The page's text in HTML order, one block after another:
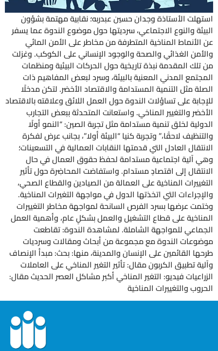
استهلت الأستاذة وجدان حسين عبدربه؛ نقابية مهتمة بشؤون
البيئة والنوع الاجتماعي، سرديتها حول موضوع الندوة عما يسفر
عن الأنماط المناخية المتطرفة من مخاطر على الأمن المائي
والأمن الغذائي والصحة والوجود الإنساني على الكوكب. وغزلت
من تلك المقدمة نبذة تاريخية حول الحركات البيئية ومنظمات
المجتمع المدني المعنية بالبيئة، وسرد لبعض المفاهيم ذات
الصلة مثل التنمية المستدامة والاقتصاد الأخضر. لتكن مدخلًا
للإجابة على تساؤلات الندوة حول العمل اللائق وعلاقته بالاقتصاد
الأخضر والتغيير المناخي. واستعانت المتحدثة ببعض التجارب
الدولية لخلق تنمية مستدامة مثل تجربة الصين: “النمو أولًا
والتنظيف لاحقًا،” وتجربة كنيا “البيئة أولا”، بجانب عرض لفكرة
الانتقال العادل التي قدمتها النقابات العمالية في التسعينات؛
وهي آلية اجتماعية مستدامة لحفظ حقوق العمال في حال
الانتقال إلى اقتصادٍ مستدام. واستفاضت المحاضِرة حول تأثير
التغييرات المناخية على العمالة من الصيادين والقطاع الصحي،
والإجراءات التي اتخذتها الدول في مواجهة التغيرات المناخية.
وختمت عرضها بسرد الفرص السانحة لمواجهة مخاطر التغييرات
المناخية على قطاع التشغيل والعمل بشكلٍ عام، وأهمية العمل
الجماعي للمواجهة الشاملة. لمشاهدة الندوة: تقاطعت
موضوعات الندوة مع مجموعة من أبحاث ومقالات وسرديات
طرحها القائمين على الإنسان والمدينة، منها: بحث: مبدأ الإنصاف
وآلية تطبيق الكربون مقال: تأثير التغير المناخي على العاملات
الزراعيات فيديو: التغير المناخي أكبر مشاكل العصر الحديث مقال:
الحروب والتغييرات المناخية